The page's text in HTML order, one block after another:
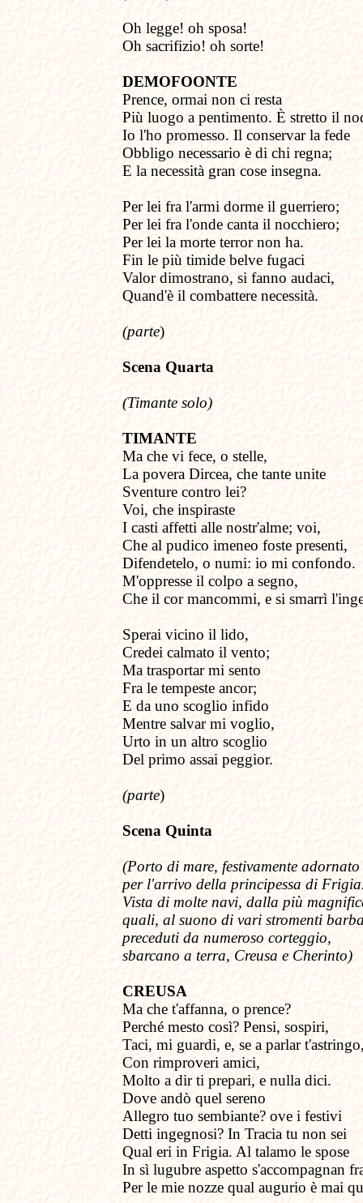
Oh legge! oh sposa!
Oh sacrifizio! oh sorte!
DEMOFOONTE
Prence, ormai non ci resta
Più luogo a pentimento. È stretto il
Io l'ho promesso. Il conservar la fede
Obbligo necessario è di chi regna;
E la necessità gran cose insegna.
Per lei fra l'armi dorme il guerriero;
Per lei fra l'onde canta il nocchiero;
Per lei la morte terror non ha.
Fin le più timide belve fugaci
Valor dimostrano, si fanno audaci,
Quand'è il combattere necessità.
(parte)
Scena Quarta
(Timante solo)
TIMANTE
Ma che vi fece, o stelle,
La povera Dircea, che tante unite
Sventure contro lei?
Voi, che inspiraste
I casti affetti alle nostr'alme; voi,
Che al pudico imeneo foste presenti,
Difendetelo, o numi: io mi confondo.
M'oppresse il colpo a segno,
Che il cor mancommi, e si smarrì
Sperai vicino il lido,
Credei calmato il vento;
Ma trasportar mi sento
Fra le tempeste ancor;
E da uno scoglio infido
Mentre salvar mi voglio,
Urto in un altro scoglio
Del primo assai peggior.
(parte)
Scena Quinta
(Porto di mare, festivamente adornato
per l'arrivo della principessa di
Vista di molte navi, dalla più
quali, al suono di vari stromenti
preceduti da numeroso corteggio,
sbarcano a terra, Creusa e Cherinto)
CREUSA
Ma che t'affanna, o prence?
Perché mesto così? Pensi, sospiri,
Taci, mi guardi, e, se a parlar
Con rimproveri amici,
Molto a dir ti prepari, e nulla dici.
Dove andò quel sereno
Allegro tuo sembiante? ove i festivi
Detti ingegnosi? In Tracia tu non sei
Qual eri in Frigia. Al talamo le spose
In sì lugubre aspetto s'accompagnan
Per le mie nozze qual augurio è mai